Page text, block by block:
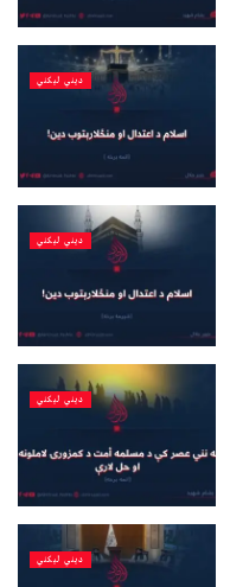
دیني لیکني
دیني لیکني
دیني لیکني
دیني لیکني